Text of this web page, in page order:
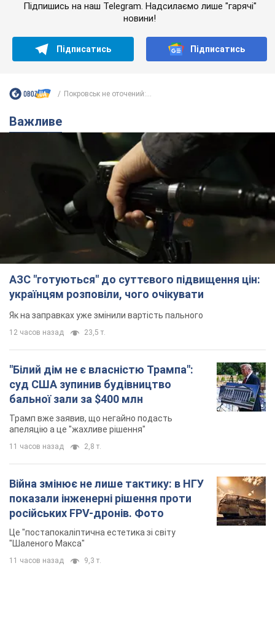
Підпишись на наш Telegram. Надсилаємо лише "гарячі"
новини!
Підписатись Підписатись
Покровськ не оточений:...
Важливе
АЗС "готуються" до суттєвого підвищення цін:
українцям розповіли, чого очікувати
Як на заправках уже змінили вартість пального
12 часов назад 23,5 т.
"Білий дім не є власністю Трампа":
суд США зупинив будівництво
бальної зали за $400 млн
Трамп вже заявив, що негайно подасть
апеляцію а це "жахливе рішення"
11 часов назад 2,8 т.
Війна змінює не лише тактику: в НГУ
показали інженерні рішення проти
російських FPV-дронів. Фото
Це "постапокаліптична естетика зі світу
"Шаленого Макса"
11 часов назад 9,3 т.